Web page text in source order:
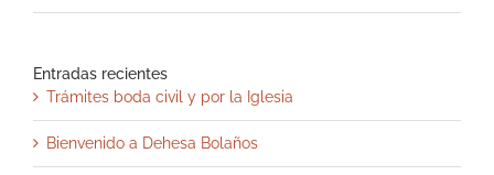
Entradas recientes
Trámites boda civil y por la Iglesia
Bienvenido a Dehesa Bolaños